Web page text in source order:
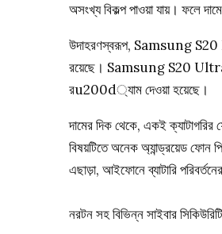
অসংখ্য বিকল্প পাওয়া যায়। ফলে
উদাহরণস্বরূপ, Samsung S20
রয়েছে। Samsung S20 Ultra
রu200d্যাম দেওয়া হয়েছে।
দামের দিক থেকে, একই
বিষয়টিতে অনেক অ্যান্ড্রয়েড ফোন
এছাড়া, আইফোনে ব্যাটারি
নরটন সহ বিভিন্ন সাইবার